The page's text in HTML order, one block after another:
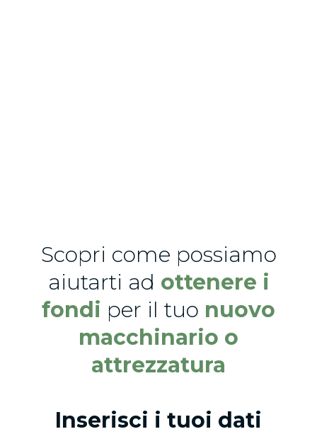
Scopri come possiamo
aiutarti ad ottenere i
fondi per il tuo nuovo
macchinario o
attrezzatura
Inserisci i tuoi dati